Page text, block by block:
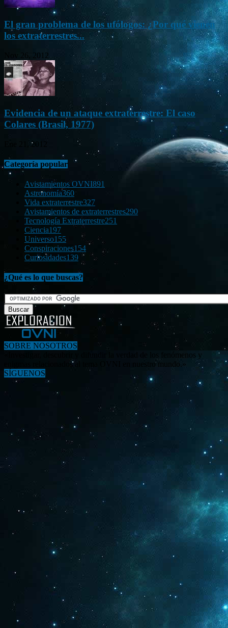
El gran problema de los ufólogos: ¿Por qué vienen
los extraterrestres...
Nov 26, 2012
Evidencia de un ataque extraterrestre: El caso
Colares (Brasil, 1977)
Ene 21, 2012
Categoría popular
Avistamientos OVNI891
Astronomía360
Vida extraterrestre327
Avistamientos de extraterrestres290
Tecnología Extraterrestre251
Ciencia197
Universo155
Conspiraciones154
Curiosidades139
¿Qué es lo que buscas?
SOBRE NOSOTROS
«Investigar, descubrir y difundir la verdad de los fenómenos y
enigmas relacionados al tema OVNI en nuestro mundo.»
SÍGUENOS